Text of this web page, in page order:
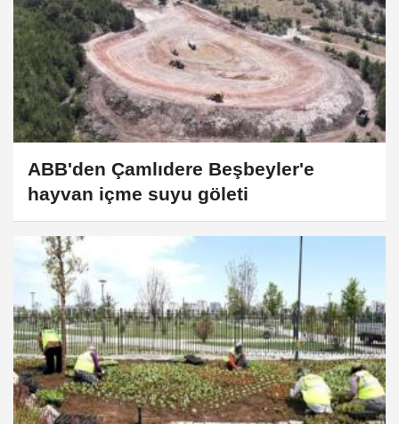
ABB'den Çamlıdere Beşbeyler'e
hayvan içme suyu göleti